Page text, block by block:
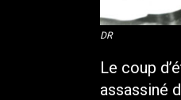
DR
Le coup
assassiné